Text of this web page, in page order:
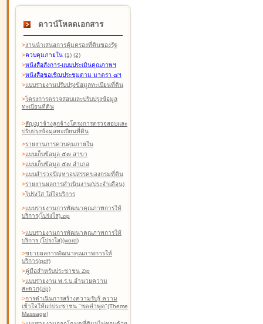
ดาวน์โหลดเอกสาร
>งานนำเสนอการคุ้มครองที่ดินของรัฐ
>ควบคุมภายใน (1) (2)
>หนังสือสังการ-แบบประเมินคุณภาพฯ
>หนังสือขอเชิญประชุมตาม มาตรา ๘ฯ
>แบบรายงานปรับปรุงข้อมูลทะเบียนที่ดิน
>โครงการตรวจสอบและปรับปรุงข้อมูล
ทะเบียนที่ดิน
>สัญญาจ้างลูกจ้างโครงการตรวจสอบและ
ปรับปรุงข้อมูลทะเบียนที่ดิน
>รายงานการควบคุมภายใน
>แบบเก็บข้อมูล ๕๗ สาขา
>แบบเก็บข้อมูล ๕๗ อำเภอ
>แบบสำรวจปัญหาอุปสรรคของกรมที่ดิน
>รายงานผลการดำเนินงาน(ประจำเดือน)
>โปร่งใส ใส่ใจบริการ
>แบบรายงานการพัฒนาคุณภาพการให้
บริการ(โปร่งใส).zip
>แบบรายงานการพัฒนาคุณภาพการให้
บริการ (โปร่งใส)(word)
>ขยายผลการพัฒนาคุณภาพการให้
บริการ(pdf)
>คู่มือสำหรับประชาชน Zip
>แบบรายงาน พ.ร.บ.อำนวยความ
สะดวก(zip)
>การดำเนินการสร้างความรับรู้ ความ
เข้าใจให้แก่ประชาชน "ชุดคำพูด"(Theme
Massage)